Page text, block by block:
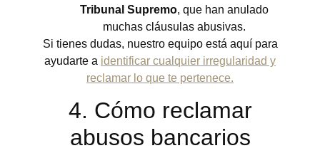
Tribunal Supremo, que han anulado
muchas cláusulas abusivas.
Si tienes dudas, nuestro equipo está aquí para
ayudarte a identificar cualquier irregularidad y
reclamar lo que te pertenece.
4. Cómo reclamar
abusos bancarios